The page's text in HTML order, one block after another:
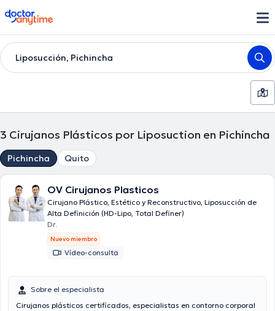
doctoranytime
Liposucción, Pichincha
3 Cirujanos Plásticos por Liposuction en Pichincha
Pichincha Quito
OV Cirujanos Plasticos
Cirujano Plástico, Estético y Reconstructivo, Liposucción de
Alta Definición (HD-Lipo, Total Definer)
Dr.
Nuevo miembro
Vídeo-consulta
Sobre el especialista
Cirujanos plásticos certificados, especialistas en contorno corporal